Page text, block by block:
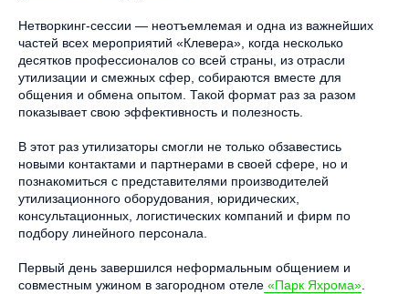
Нетворкинг-сессии — неотъемлемая и одна из важнейших
частей всех мероприятий «Клевера», когда несколько
десятков профессионалов со всей страны, из отрасли
утилизации и смежных сфер, собираются вместе для
общения и обмена опытом. Такой формат раз за разом
показывает свою эффективность и полезность.
В этот раз утилизаторы смогли не только обзавестись
новыми контактами и партнерами в своей сфере, но и
познакомиться с представителями производителей
утилизационного оборудования, юридических,
консультационных, логистических компаний и фирм по
подбору линейного персонала.
Первый день завершился неформальным общением и
совместным ужином в загородном отеле «Парк Яхрома»